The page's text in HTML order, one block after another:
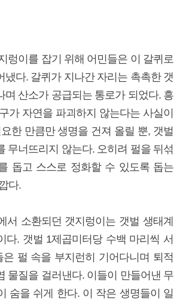
렁이를 잡기 위해 어민들은 이 갈퀴로
냈다. 갈퀴가 지나간 자리는 촉촉한 갯
며 산소가 공급되는 통로가 되었다. 흥
가 자연을 파괴하지 않는다는 사실이
한 만큼만 생명을 건져 올릴 뿐, 갯벌
무너뜨리지 않는다. 오히려 펄을 뒤섞
돕고 스스로 정화할 수 있도록 돕는
다.
서 소환되던 갯지렁이는 갯벌 생태계
다. 갯벌 1제곱미터당 수백 마리씩 서
은 펄 속을 부지런히 기어다니며 퇴적
물질을 걸러낸다. 이들이 만들어낸 무
숨을 쉬게 한다. 이 작은 생명들이 일